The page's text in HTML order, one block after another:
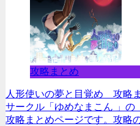
攻略まとめ
人形使いの夢と目覚め 攻略
サークル「ゆめなまこん 」の
攻略まとめページです。攻略